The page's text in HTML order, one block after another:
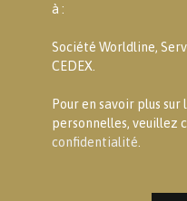
à :
Société Worldline,
CEDEX.
Pour en savoir plus
personnelles, veuillez
confidentialité